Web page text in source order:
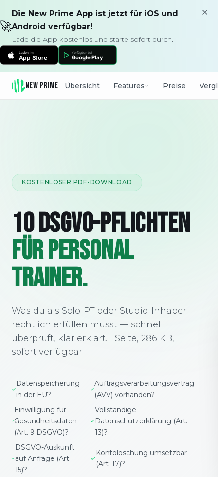
🚀
Die New Prime App ist jetzt für iOS und
Android verfügbar!
Lade die App kostenlos und starte sofort durch.
NEW PRIME Übersicht Features Preise
KOSTENLOSER PDF-DOWNLOAD
10 DSGVO-PFLICHTEN
FÜR PERSONAL
TRAINER.
Was du als Solo-PT oder Studio-Inhaber
rechtlich erfüllen musst — schnell
überprüft, klar erklärt. 1 Seite, 286 KB,
sofort verfügbar.
Datenspeicherung
in der EU?
Auftragsverarbeitungsvertrag
(AVV) vorhanden?
Einwilligung für
Gesundheitsdaten
(Art. 9 DSGVO)?
Vollständige
Datenschutzerklärung (Art.
13)?
DSGVO-Auskunft
auf Anfrage (Art.
15)?
Kontolöschung umsetzbar
(Art. 17)?